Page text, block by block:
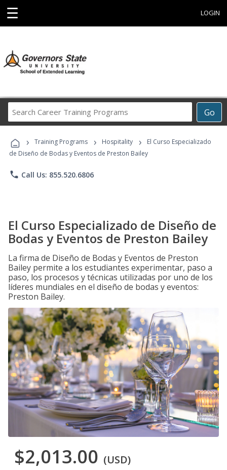
☰ LOGIN
Go
Career
Programs
› Training Programs › Hospitality ›
El Curso Especializado
de Diseño de Bodas y Eventos de Preston Bailey
phone Call Us: 855.520.6806
El Curso Especializado de Diseño de
Bodas y Eventos de Preston Bailey
La firma de Diseño de Bodas y Eventos de Preston
Bailey permite a los estudiantes experimentar, paso a
paso, los procesos y técnicas utilizadas por uno de los
líderes mundiales en el diseño de bodas y eventos:
Preston Bailey.
$2,013.00 (USD)